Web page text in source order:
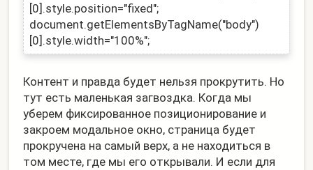
[0].style.position="fixed";
document.getElementsByTagName("body")
[0].style.width="100%";
Контент и правда будет нельзя прокрутить. Но
тут есть маленькая загвоздка. Когда мы
уберем фиксированное позиционирование и
закроем модальное окно, страница будет
прокручена на самый верх, а не находиться в
том месте, где мы его открывали. И если для